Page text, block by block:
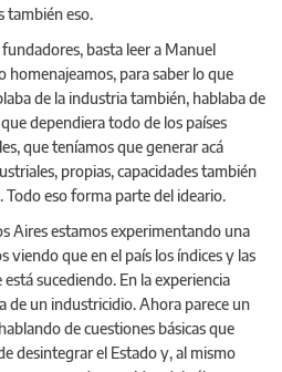
también eso.
basta leer a Manuel
homenajeamos, para saber lo que
de la industria también, hablaba de
dependiera todo de los países
que teníamos que generar acá
propias, capacidades también
Todo eso forma parte del ideario.
Aires estamos experimentando una
viendo que en el país los índices y las
sucediendo. En la experiencia
de un industricidio. Ahora parece un
de cuestiones básicas que
desintegrar el Estado y, al mismo